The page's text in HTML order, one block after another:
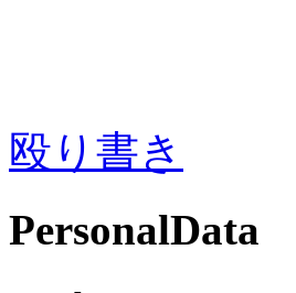
殴り書き
PersonalData